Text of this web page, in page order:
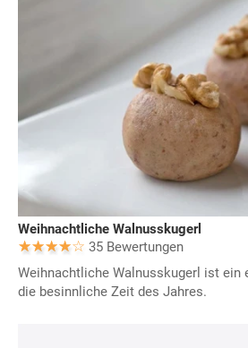
Weihnachtliche Walnusskugerl
35 Bewertungen
Weihnachtliche Walnusskugerl ist ein
die besinnliche Zeit des Jahres.